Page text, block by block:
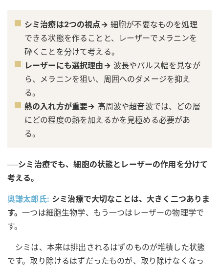
シミ治療は2つの視点→ 細胞が不要なものを処理
できる状態を作ることと、レーザーでメラニンを
砕くことを分けて考える。
レーザーにも選択理由→ 波長やパルス幅を見なが
ら、メラニンを狙い、周囲へのダメージを抑え
る。
熱の入れ方が重要→ 高周波や超音波では、どの層
にどの程度の熱を加えるかを見極める必要があ
る。
──シミ治療でも、細胞の状態とレーザーの作用を分けて
考える。
奥謙太郎氏: シミ治療で大切なことは、大きく二つありま
す。一つは細胞生物学、もう一つはレーザーの物理学で
す。
シミは、本来は排出されるはずのものが堆積した状態
です。取り除けるはずだったものが、取り除けなくなっ